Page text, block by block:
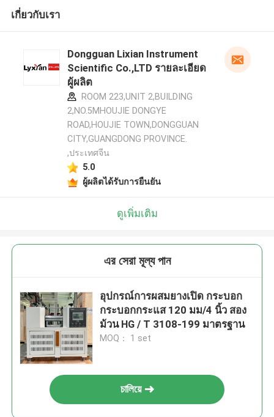
เกี่ยวกับเรา
Dongguan Lixian Instrument
Scientific Co.,LTD รายละเอียด
ผู้ผลิต
ROOM 223,UNIT 2,BUILDING
2,NO.5MHOUJIE DONGYE
ROAD,HOUJIE TOWN,DONGGUAN
CITY,GUANGDONG PROVINCE.
,ประเทศจีน
5.0
ผู้ผลิตได้รับการยืนยัน
ดูเพิ่มเติม
এর সেরা মূল্য পান
อุปกรณ์การผสมยางเปิด กระบอก
กระบอกกระแส 120 มม/4 นิ้ว สอง
ม้วน HG / T 3108-199 มาตรฐาน
MOQ： 1 set
চালিয়ে